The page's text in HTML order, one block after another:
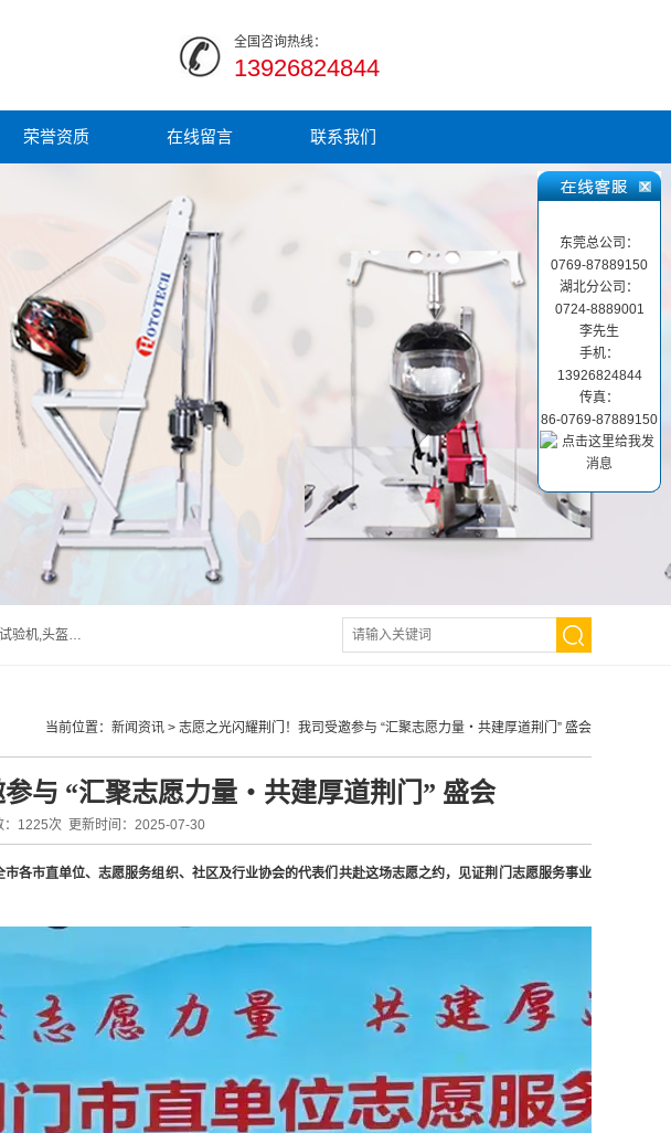
全国咨询热线：
13926824844
荣誉资质 在线留言 联系我们
口罩阻力试验机 |
当前位置： 新闻资讯 > 志愿之光闪耀荆门！我司受邀参与 “汇聚志愿力量・共建厚道荆门” 盛会
与 “汇聚志愿力量・共建厚道荆门” 盛会
：1225次 更新时间：2025-07-30
各市直单位、志愿服务组织、社区及行业协会的代表们共赴这场志愿之约，见证荆门志愿服务事业
东莞总公司：
0769-87889150
湖北分公司：
0724-8889001
李先生
手机：
13926824844
传真：
86-0769-87889150